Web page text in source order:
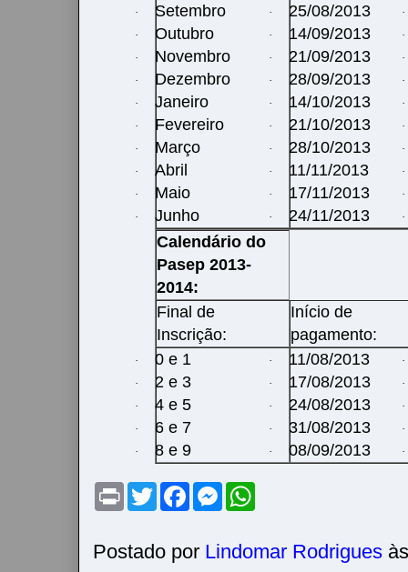
· Setembro
· Outubro
· Novembro
· Dezembro
· Janeiro
· Fevereiro
· Março
· Abril
· Maio
· Junho
· 25/08/2013
· 14/09/2013
· 21/09/2013
· 28/09/2013
· 14/10/2013
· 21/10/2013
· 28/10/2013
· 11/11/2013
· 17/11/2013
· 24/11/2013
·
·
·
·
·
·
·
·
·
·
Calendário do
Pasep 2013-
2014:
Final de
Inscrição:
Início de
pagamento:
· 0 e 1
· 2 e 3
· 4 e 5
· 6 e 7
· 8 e 9
· 11/08/2013
· 17/08/2013
· 24/08/2013
· 31/08/2013
· 08/09/2013
·
·
·
·
·
P
t
T
w
t
e
F
a
b
o
M
e
e
n
s
A
Postado por Lindomar Rodrigues